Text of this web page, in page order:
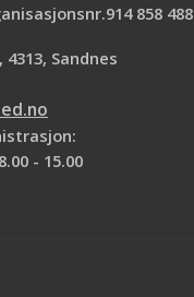
858 488
Sandnes
- 15.00